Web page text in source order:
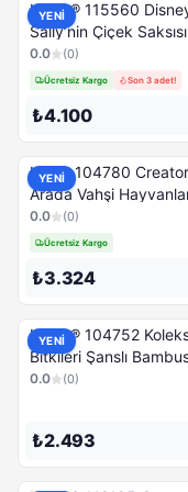
YENİ
LEGO® 115560
Sally’nin Çiçek Saksısı
0.0 (0)
Ücretsiz Kargo Son 3 adet!
₺4.100
YENİ
LEGO 104780
Arada Vahşi
Panda Ailesi
0.0 (0)
Ücretsiz Kargo
₺3.324
YENİ
LEGO® 104752
Bitkileri Şanslı
325 Parça
0.0 (0)
₺2.493